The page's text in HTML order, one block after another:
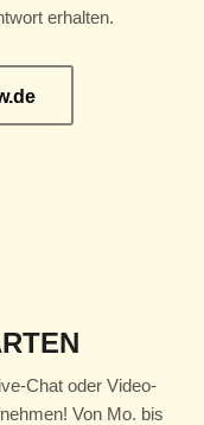
erhalten.
Chat oder Video-
Von Mo. bis